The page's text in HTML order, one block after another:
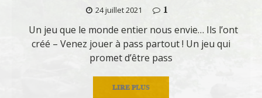
24 juillet 2021
1
Un jeu que le monde entier nous envie… Ils l’ont
créé – Venez jouer à pass partout ! Un jeu qui
promet d’être pass
LIRE PLUS